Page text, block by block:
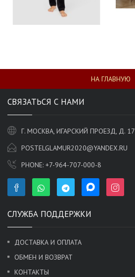
НА ГЛАВНУЮ
СВЯЗАТЬСЯ С НАМИ
Г. МОСКВА, ИГАРСКИЙ ПРОЕЗД, Д. 17
POSTELGLAMUR2020@YANDEX.RU
PHONE: +7-964-707-000-8
СЛУЖБА ПОДДЕРЖКИ
ДОСТАВКА И ОПЛАТА
ОБМЕН И ВОЗВРАТ
КОНТАКТЫ